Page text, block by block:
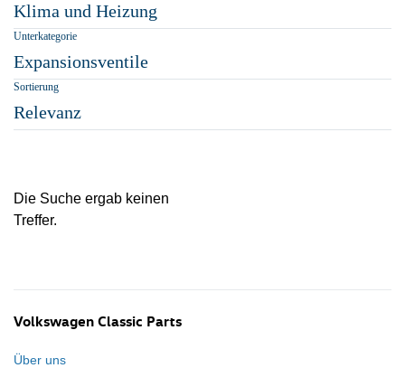
Klima und Heizung
Unterkategorie
Expansionsventile
Sortierung
Relevanz
Die Suche ergab keinen
Treffer.
Volkswagen Classic Parts
Über uns